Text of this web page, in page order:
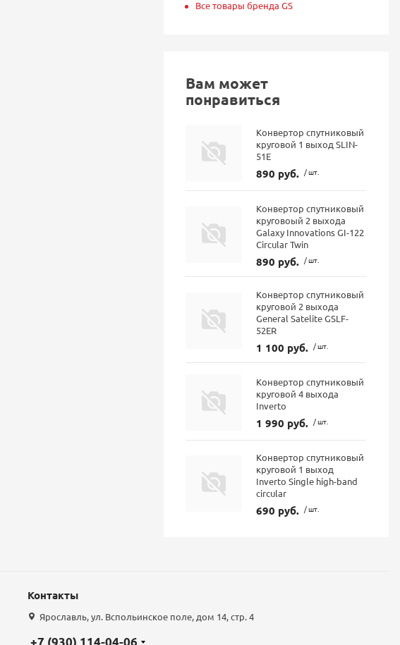
Все товары бренда GS
Вам может
понравиться
Конвертор спутниковый
круговой 1 выход SLIN-
51E
890 руб. / шт.
Конвертор спутниковый
круговоый 2 выхода
Galaxy Innovations GI-122
Circular Twin
890 руб. / шт.
Конвертор спутниковый
круговой 2 выхода
General Satelite GSLF-
52ER
1 100 руб. / шт.
Конвертор спутниковый
круговой 4 выхода
Inverto
1 990 руб. / шт.
Конвертор спутниковый
круговой 1 выход
Inverto Single high-band
circular
690 руб. / шт.
Контакты
Ярославль, ул. Вспольинское поле, дом 14, стр. 4
+7 (930) 114-04-06